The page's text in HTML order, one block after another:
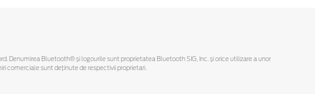
Denumirea Bluetooth® și logourile sunt proprietatea Bluetooth SIG, Inc. și orice utilizare a unor
comerciale sunt deținute de respectivii proprietari.